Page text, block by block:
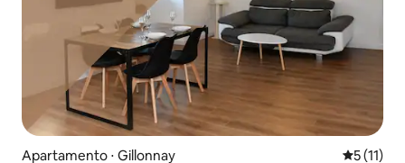
Apartamento ⋅ Gillonnay 5 de uma
5 (11)